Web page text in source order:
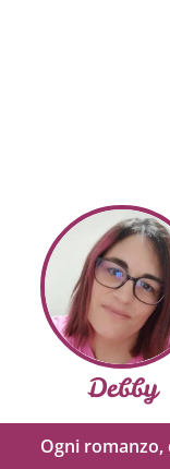
Debby
Ogni romanzo,